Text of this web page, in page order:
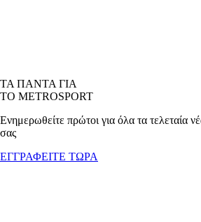
ΤΑ ΠΑΝΤΑ ΓΙΑ
ΤΟ METROSPORT
Ενημερωθείτε πρώτοι για όλα τα τελεταία
σας
ΕΓΓΡΑΦΕΙΤΕ ΤΩΡΑ